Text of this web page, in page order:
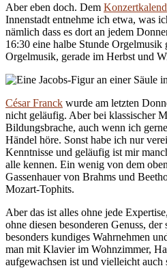
Aber eben doch. Dem
Innenstadt entnehme ich etwa, was
nämlich dass es dort an jedem
16:30 eine halbe Stunde
Orgelmusik, gerade im Herbst und
César Franck wurde am letzten
nicht geläufig. Aber bei klassischer
Bildungsbrache, auch wenn ich
Händel höre. Sonst habe ich nur
Kenntnisse und geläufig ist mir
alle kennen. Ein wenig von dem
Gassenhauer von Brahms und
Mozart-Tophits.
Aber das ist alles ohne jede
ohne diesen besonderen Genuss,
besonders kundiges Wahrnehmen
man mit Klavier im Wohnzimmer,
aufgewachsen ist und vielleicht auch